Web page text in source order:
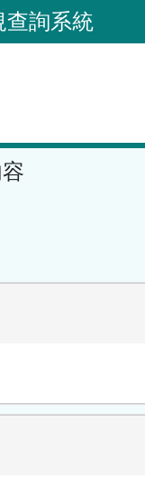
查詢系統